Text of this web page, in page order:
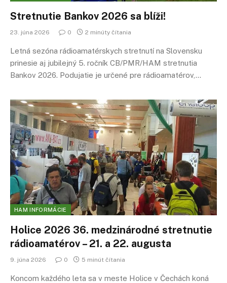
Stretnutie Bankov 2026 sa blíži!
23. júna 2026 0 2 minúty čítania
Letná sezóna rádioamatérskych stretnutí na Slovensku
prinesie aj jubilejný 5. ročník CB/PMR/HAM stretnutia
Bankov 2026. Podujatie je určené pre rádioamatérov,…
HAM INFORMÁCIE
Holice 2026 36. medzinárodné stretnutie
rádioamatérov – 21. a 22. augusta
9. júna 2026 0 5 minút čítania
Koncom každého leta sa v meste Holice v Čechách koná